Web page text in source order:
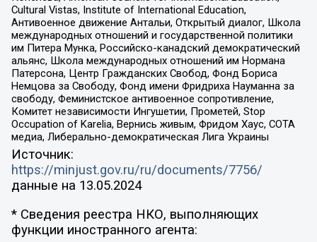
Cultural Vistas, Institute of International Education,
Антивоенное движение Антальи, Открытый диалог, Школа
международных отношений и государственной политики
им Питера Мунка, Российско-канадский демократический
альянс, Школа международных отношений им Нормана
Патерсона, Центр Гражданских Свобод, Фонд Бориса
Немцова за Свободу, Фонд имени Фридриха Науманна за
свободу, Феминистское антивоенное сопротивление,
Комитет независимости Ингушетии, Прометей, Stop
Occupation of Karelia, Вернись живым, Фридом Хаус, СОТА
медиа, Либерально-демократическая Лига Украины
Источник:
https://minjust.gov.ru/ru/documents/7756/
данные на 13.05.2024
* Сведения реестра НКО, выполняющих
функции иностранного агента: